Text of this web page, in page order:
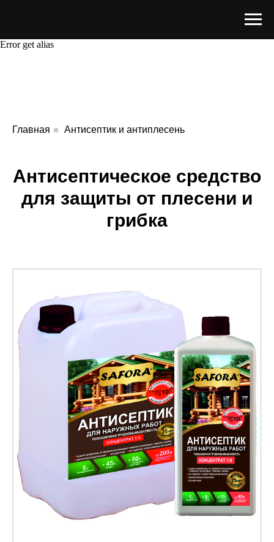
Error get alias
Главная » Антисептик и антиплесень
Антисептическое средство
для защиты от плесени и
грибка